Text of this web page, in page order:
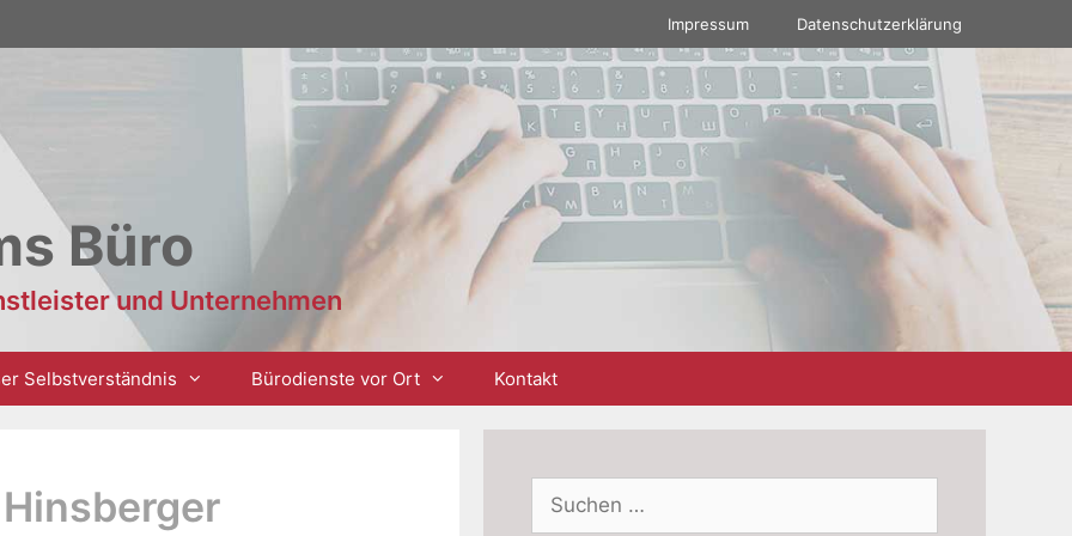
Impressum Datenschutzerklärung
Büro
und Unternehmen
Selbstverständnis Bürodienste vor Ort Kontakt
Suchen
nach: